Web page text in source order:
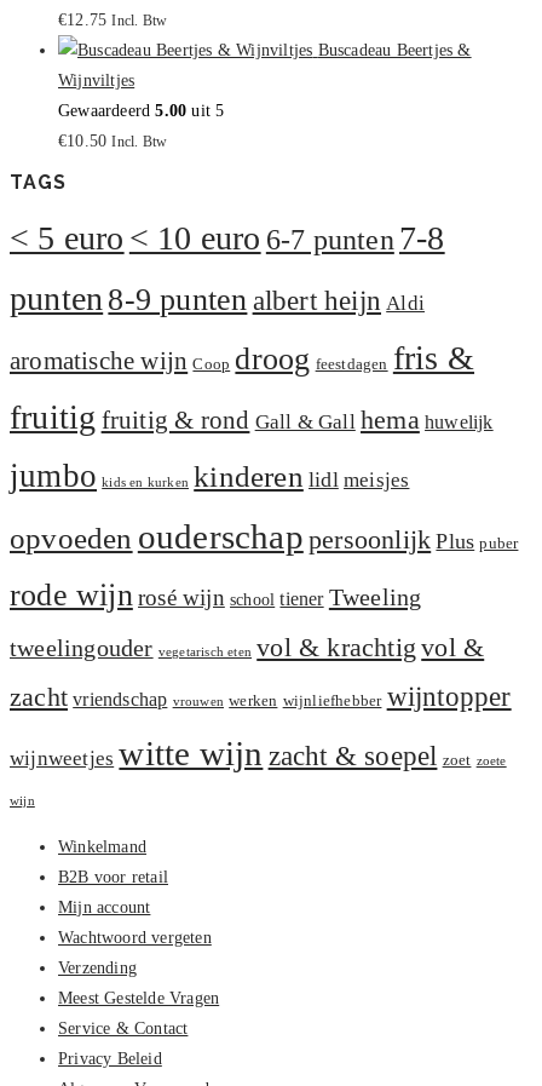
€12.75 Incl. Btw
Buscadeau Beertjes &
Wijnviltjes
Gewaardeerd5.00 uit 5
€10.50 Incl. Btw
TAGS
< 5 euro < 10 euro 6-7 punten7-8
punten8-9 puntenalbert heijn Aldi
aromatische wijn Coop droog feestdagen fris &
fruitig fruitig & rond Gall & Gall hema huwelijk
jumbo kids en kurken kinderen lidl meisjes
opvoeden ouderschap persoonlijk Plus puber
rode wijn rosé wijn school tiener Tweeling
tweelingouder vegetarisch eten vol & krachtig vol &
zacht vriendschap vrouwen werken wijnliefhebber wijntopper
wijnweetjes witte wijn zacht & soepel zoet zoete
wijn
Winkelmand
B2B voor retail
Mijn account
Wachtwoord vergeten
Verzending
Meest Gestelde Vragen
Service & Contact
Privacy Beleid